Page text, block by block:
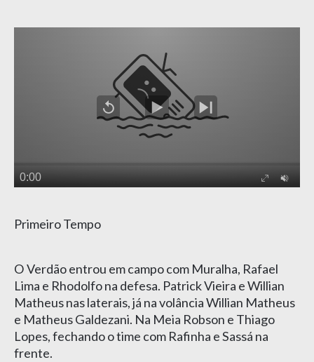
Primeiro Tempo
O Verdão entrou em campo com Muralha, Rafael
Lima e Rhodolfo na defesa. Patrick Vieira e Willian
Matheus nas laterais, já na volância Willian Matheus
e Matheus Galdezani. Na Meia Robson e Thiago
Lopes, fechando o time com Rafinha e Sassá na
frente.